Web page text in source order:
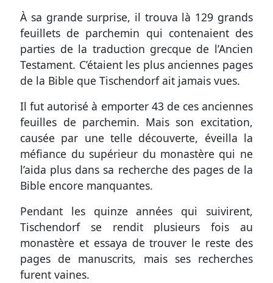
À sa grande surprise, il trouva là 129 grands
feuillets de parchemin qui contenaient des
parties de la traduction grecque de l’Ancien
Testament. C’étaient les plus anciennes pages
de la Bible que Tischendorf ait jamais vues.
Il fut autorisé à emporter 43 de ces anciennes
feuilles de parchemin. Mais son excitation,
causée par une telle découverte, éveilla la
méfiance du supérieur du monastère qui ne
l’aida plus dans sa recherche des pages de la
Bible encore manquantes.
Pendant les quinze années qui suivirent,
Tischendorf se rendit plusieurs fois au
monastère et essaya de trouver le reste des
pages de manuscrits, mais ses recherches
furent vaines.